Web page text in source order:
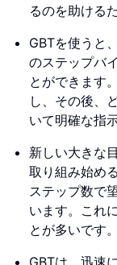
るのを助ける
GBTを使うと
のステップバ
とができます
し、その後、
いて明確な指
新しい大きな
取り組み始め
ステップ数で
います。これ
とが多いです。
GBTは、迅速